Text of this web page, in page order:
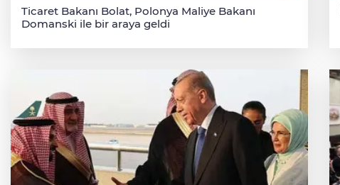
Ticaret Bakanı Bolat, Polonya Maliye Bakanı
Domanski ile bir araya geldi